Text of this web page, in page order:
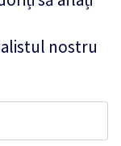
nostru